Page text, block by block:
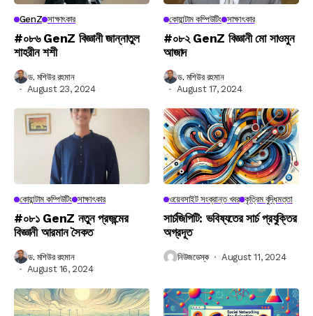
GenZ সাক্ষাৎকার
#০৮৬ GenZ বিজ্ঞানী জান্নাতুল
শাহরীন শশী
ড. মশিউর রহমান
August 23, 2024
কোয়ান্টাম কম্পিউটিং সাক্ষাৎকার
#০৮২ GenZ বিজ্ঞানী মো সাওমুন
আজাদ
ড. মশিউর রহমান
August 17, 2024
কোয়ান্টাম কম্পিউটিং সাক্ষাৎকার
#০৮১ GenZ নতুন প্রজন্মের
বিজ্ঞানী আরমান সৈকত
ড. মশিউর রহমান
August 16, 2024
ওয়েবসাইট সংক্রান্ত খবর কৃত্রিম বুদ্ধিমত্তা
সার্চজিপিটি: ভবিষ্যতের সার্চ প্রযুক্তির
অগ্রদূত
নিউজডেস্ক August 11, 2024